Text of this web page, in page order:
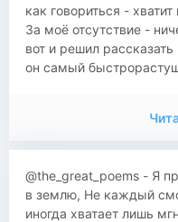
как говориться -
За моё отсутствие -
вот и решил
он самый
@the_great_poems - Я
в землю, Не каждый
иногда хватает лишь